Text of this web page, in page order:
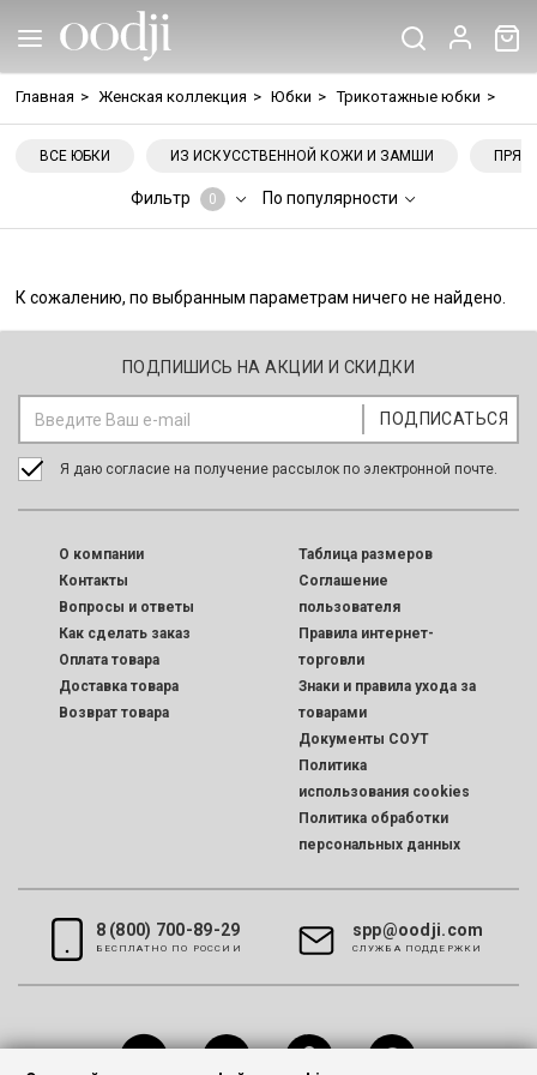
Главная > Женская коллекция > Юбки > Трикотажные юбки >
ВСЕ ЮБКИ ИЗ ИСКУССТВЕННОЙ КОЖИ И ЗАМШИ
Фильтр 0 По популярности
К сожалению, по выбранным параметрам ничего не найдено.
ПОДПИШИСЬ НА АКЦИИ И СКИДКИ
Я даю согласие на получение рассылок по электронной почте.
O компании
Контакты
Вопросы и ответы
Как сделать заказ
Оплата товара
Доставка товара
Возврат товара
Таблица размеров
Соглашение
пользователя
Правила интернет-
торговли
Знаки и правила ухода за
товарами
Документы СОУТ
Политика
использования cookies
Политика обработки
персональных данных
8 (800) 700-89-29
БЕСПЛАТНО ПО РОССИИ
spp@oodji.com
CЛУЖБА ПОДДЕРЖКИ